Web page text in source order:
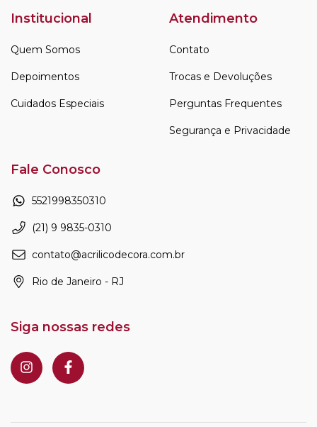
Institucional
Quem Somos
Depoimentos
Cuidados Especiais
Atendimento
Contato
Trocas e Devoluções
Perguntas Frequentes
Segurança e Privacidade
Fale Conosco
5521998350310
(21) 9 9835-0310
contato@acrilicodecora.com.br
Rio de Janeiro - RJ
Siga nossas redes